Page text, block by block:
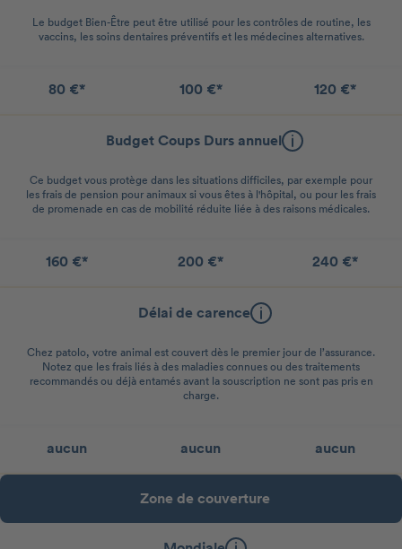
Le budget Bien-Être peut être utilisé pour les contrôles de routine, les
vaccins, les soins dentaires préventifs et les médecines alternatives.
80 €* 100 €* 120 €*
Budget Coups Durs annuel
Ce budget vous protège dans les situations difficiles, par exemple pour
les frais de pension pour animaux si vous êtes à l'hôpital, ou pour les frais
de promenade en cas de mobilité réduite liée à des raisons médicales.
160 €* 200 €* 240 €*
Délai de carence
Chez patolo, votre animal est couvert dès le premier jour de l’assurance.
Notez que les frais liés à des maladies connues ou des traitements
recommandés ou déjà entamés avant la souscription ne sont pas pris en
charge.
aucun aucun aucun
Zone de couverture